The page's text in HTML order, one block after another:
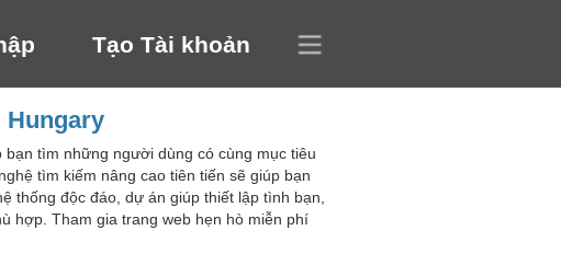
Tạo Tài khoản
Hungary
tìm những người dùng có cùng mục tiêu
tìm kiếm nâng cao tiên tiến sẽ giúp bạn
thống độc đáo, dự án giúp thiết lập tình bạn,
hợp. Tham gia trang web hẹn hò miễn phí